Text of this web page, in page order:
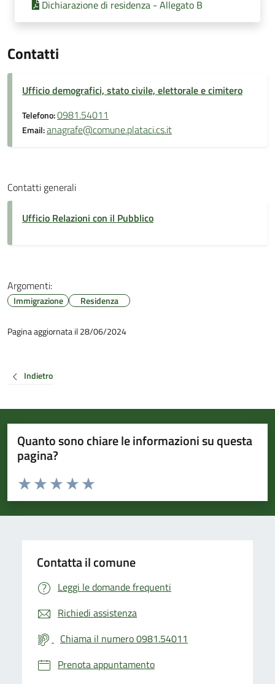
Dichiarazione di residenza - Allegato B
Contatti
Ufficio demografici, stato civile, elettorale e cimitero
Telefono:0981.54011
Email:anagrafe@comune.plataci.cs.it
Contatti generali
Ufficio Relazioni con il Pubblico
Argomenti:
Immigrazione Residenza
Pagina aggiornata il 28/06/2024
Indietro
Quanto sono chiare le informazioni su questa
pagina?
Valuta da 1 a 5 stelle la pagina
Valuta 5 stelle su 5
Valuta 4 stelle su 5
Valuta 3 stelle su 5
Valuta 2 stelle su 5
Valuta 1 stelle su 5
Contatta il comune
Leggi le domande frequenti
Richiedi assistenza
Chiama il numero 0981.54011
Prenota appuntamento